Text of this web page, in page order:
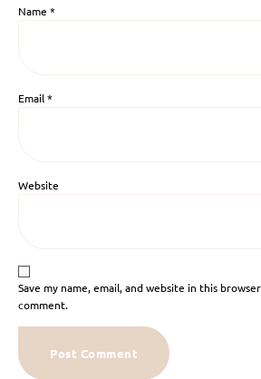
Name *
Email*
Website
Save my name, email, and website in this
comment.